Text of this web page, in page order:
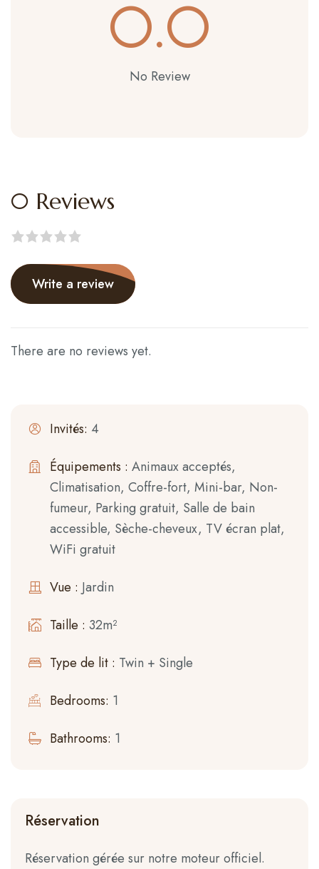
0.0
No Review
0 Reviews
out
of
Write a review
There are no reviews yet.
Invités: 4
Équipements : Animaux acceptés,
Climatisation, Coffre-fort, Mini-bar, Non-
fumeur, Parking gratuit, Salle de bain
accessible, Sèche-cheveux, TV écran plat,
WiFi gratuit
Vue : Jardin
Taille : 32m²
Type de lit : Twin + Single
Bedrooms: 1
Bathrooms: 1
Réservation
Réservation gérée sur notre moteur officiel.